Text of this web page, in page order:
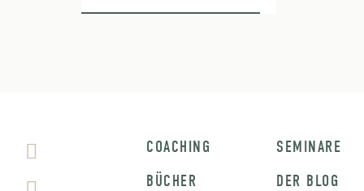
COACHING
BÜCHER
SEMINARE
DER BLOG